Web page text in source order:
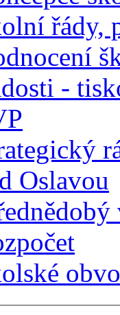
řády,
-
Oslavou